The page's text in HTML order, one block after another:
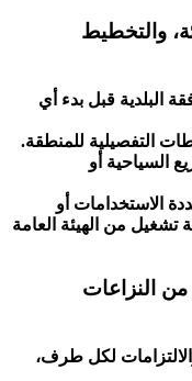
والتخطيط
البلدية قبل بدء أي
التفصيلية للمنطقة.
السياحية أو
الاستخدامات أو
تشغيل من الهيئة العامة
من النزاعات
لكل طرف،